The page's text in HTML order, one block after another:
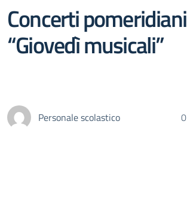
Concerti pomeridiani
“Giovedì musicali”
Personale scolastico 0